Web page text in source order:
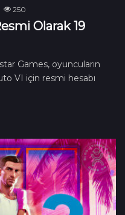
250
Olarak 19
Games, oyuncuların
VI için resmi hesabı